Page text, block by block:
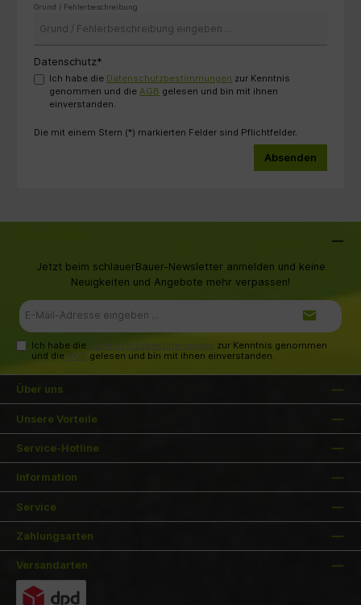
Grund / Fehlerbeschreibung
Datenschutz*
Ich habe die Datenschutzbestimmungen zur Kenntnis
genommen und dieAGB gelesen und bin mit ihnen
einverstanden.
Die mit einem Stern (*) markierten Felder sind Pflichtfelder.
Absenden
Jetzt beim schlauerBauer-Newsletter anmelden und keine
Neuigkeiten und Angebote mehr verpassen!
Mail-
Ich habe die Datenschutzbestimmungen zur Kenntnis genommen
und die AGB gelesen und bin mit ihnen einverstanden.
Über uns
Unsere Vorteile
Service-Hotline
Information
Service
Zahlungsarten
Versandarten